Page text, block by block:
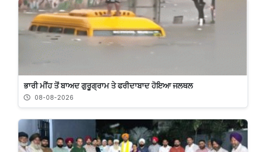
ਭਾਰੀ ਮੀਂਹ ਤੋਂ ਬਾਅਦ ਗੁਰੂਗ੍ਰਾਮ ਤੇ ਫਰੀਦਾਬਾਦ ਹੋਇਆ ਜਲਥਲ
08-08-2026